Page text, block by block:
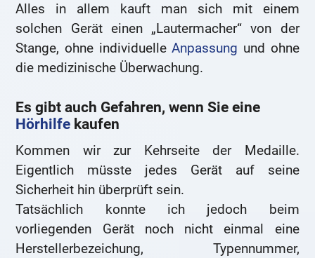
Alles in allem kauft man sich mit einem
solchen Gerät einen „Lautermacher“ von der
Stange, ohne individuelleAnpassung und ohne
die medizinische Überwachung.
Es gibt auch Gefahren, wenn Sie eine
Hörhilfe kaufen
Kommen wir zur Kehrseite der Medaille.
Eigentlich müsste jedes Gerät auf seine
Sicherheit hin überprüft sein.
Tatsächlich konnte ich jedoch beim
vorliegenden Gerät noch nicht einmal eine
Herstellerbezeichung, Typennummer,